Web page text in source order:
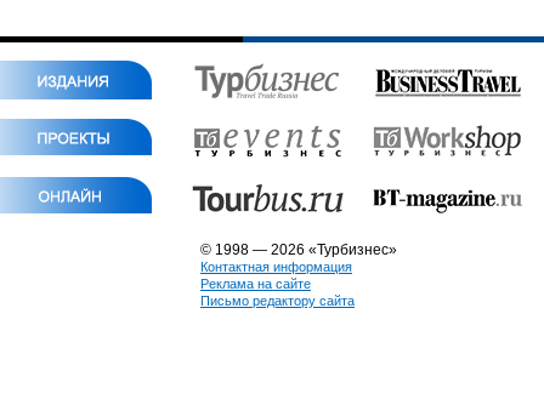
© 1998 — 2026 «Турбизнес»
Контактная информация
Реклама на сайте
Письмо редактору сайта